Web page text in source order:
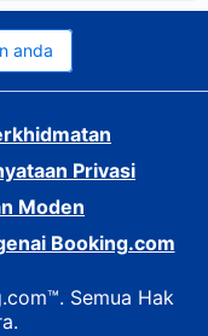
anda
Privasi
Moden
Booking.com
Semua Hak